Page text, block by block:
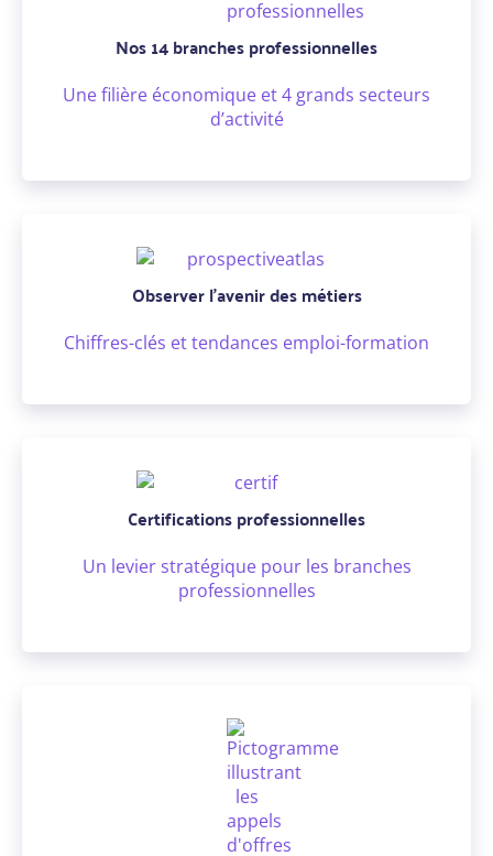
Nos 14 branches professionnelles
Une filière économique et 4 grands secteurs
d’activité
Observer l'avenir des métiers
Chiffres-clés et tendances emploi-formation
Certifications professionnelles
Un levier stratégique pour les branches
professionnelles